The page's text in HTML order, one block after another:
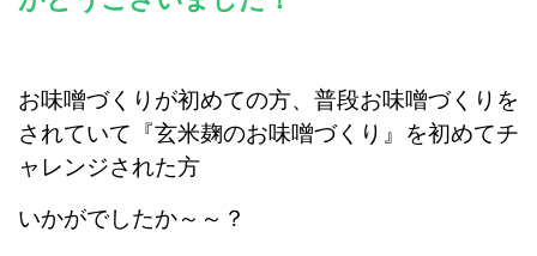
お味噌づくりが初めての方、普段お味噌づくりを
されていて『玄米麹のお味噌づくり』を初めてチ
ャレンジされた方
いかがでしたか～～？